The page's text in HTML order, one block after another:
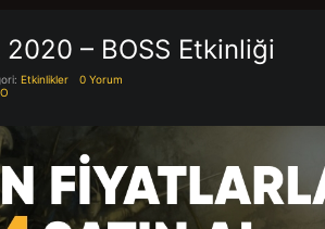
2020 – BOSS Etkinliği
Etkinlikler
0 Yorum